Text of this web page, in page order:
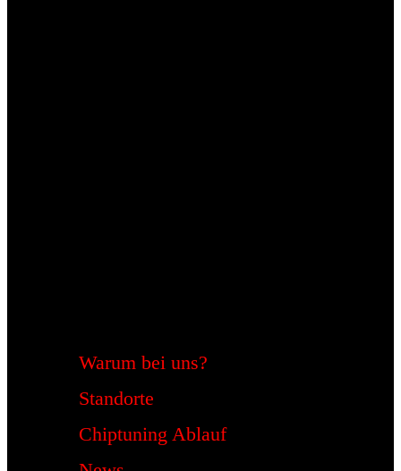
Warum bei uns?
Standorte
Chiptuning Ablauf